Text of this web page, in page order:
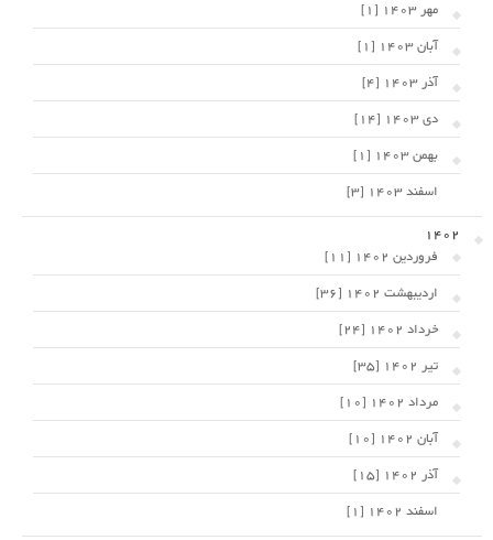
مهر 1403 [1]
آبان 1403 [1]
آذر 1403 [4]
دی 1403 [14]
بهمن 1403 [1]
اسفند 1403 [3]
1402
فروردین 1402 [11]
اردیبهشت 1402 [36]
خرداد 1402 [24]
تیر 1402 [35]
مرداد 1402 [10]
آبان 1402 [10]
آذر 1402 [15]
اسفند 1402 [1]